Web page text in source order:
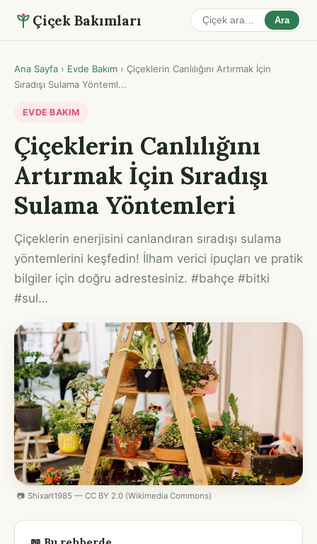
Çiçek Bakımları Ara
Ana Sayfa › Evde Bakım › Çiçeklerin Canlılığını Artırmak İçin
Sıradışı Sulama Yönteml...
EVDE BAKIM
Çiçeklerin Canlılığını
Artırmak İçin Sıradışı
Sulama Yöntemleri
Çiçeklerin enerjisini canlandıran sıradışı sulama
yöntemlerini keşfedin! İlham verici ipuçları ve pratik
bilgiler için doğru adrestesiniz. #bahçe #bitki
#sul…
📷 Shixart1985 — CC BY 2.0 (Wikimedia Commons)